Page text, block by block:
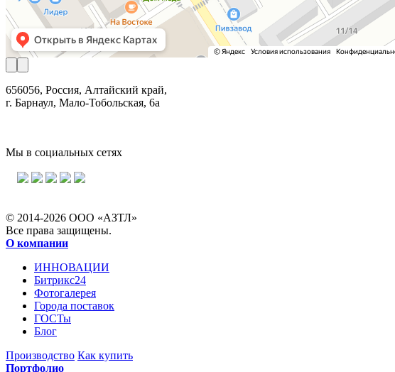
656056, Россия, Алтайский край,
г. Барнаул, Мало-Тобольская, 6а
Мы в социальных сетях
© 2014-2026 ООО «АЗТЛ»
Все права защищены.
О компании
ИННОВАЦИИ
Битрикс24
Фотогалерея
Города поставок
ГОСТы
Блог
Производство Как купить
Портфолио